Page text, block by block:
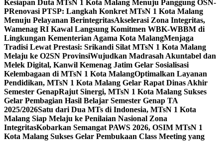
Kesiapan Duta MTsN 1 Kota Malang Menuju Panggung OSN-
PRenovasi PTSP: Langkah Konkret MTsN 1 Kota Malang
Menuju Pelayanan BerintegritasAkselerasi Zona Integritas,
Wamenag RI Kawal Langsung Komitmen WBK-WBBM di
Lingkungan Kementerian Agama Kota MalangMenjaga
Tradisi Lewat Prestasi: Srikandi Silat MTsN 1 Kota Malang
Melaju ke O2SN ProvinsiWujudkan Madrasah Akuntabel dan
Melek Digital, Kanwil Kemenag Jatim Gelar Sosialisasi
Kelembagaan di MTsN 1 Kota MalangOptimalkan Layanan
Pendidikan, MTsN 1 Kota Malang Gelar Rapat Dinas Akhir
Semester GenapRajut Sinergi, MTsN 1 Kota Malang Sukses
Gelar Pembagian Hasil Belajar Semester Genap TA
2025/2026Satu dari Dua MTs di Indonesia, MTsN 1 Kota
Malang Siap Melaju ke Penilaian Nasional Zona
IntegritasKobarkan Semangat PAWS 2026, OSIM MTsN 1
Kota Malang Sukses Gelar Pembukaan Class Meeting yang